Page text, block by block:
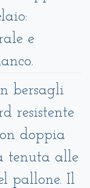
e
bersagli
resistente
doppia
tenuta alle
pallone. Il